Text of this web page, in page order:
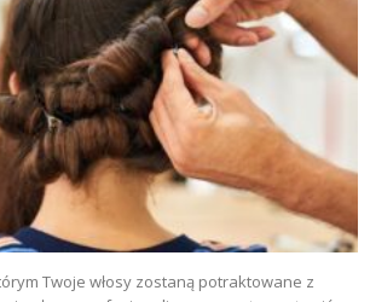
Twoje włosy zostaną potraktowane z